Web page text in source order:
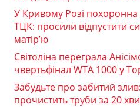
У Кривому Розі похоронна
ТЦК: просили відпустити
матір’ю
Світоліна переграла
чвертьфінал WTA 1000 у
Забудьте про забитий
прочистить труби за 20